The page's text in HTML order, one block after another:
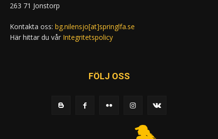
263 71 Jonstorp
Kontakta oss: bg.nilensjo[at]springlfa.se
Här hittar du vår Integritetspolicy
FÖLJ OSS